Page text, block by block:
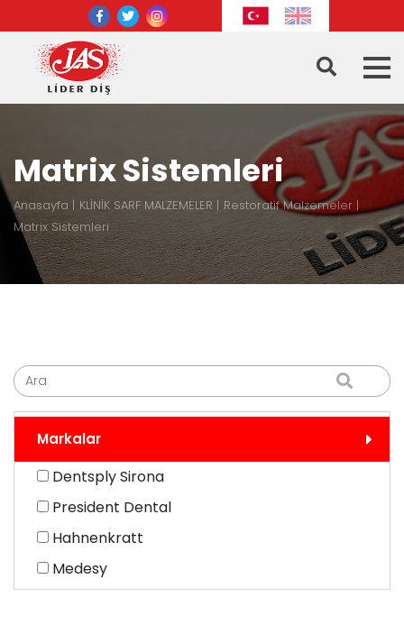
Matrix Sistemleri
Anasayfa KLİNİK SARF MALZEMELER
Restoratif Malzemeler
Matrix Sistemleri
Markalar
Dentsply Sirona
President Dental
Hahnenkratt
Medesy